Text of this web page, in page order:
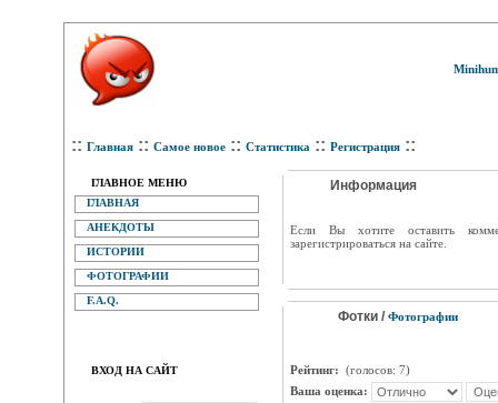
:: Главная :: Самое новое :: Статистика :: Регистрация ::
ГЛАВНОЕ МЕНЮ
ГЛАВНАЯ
АНЕКДОТЫ
ИСТОРИИ
ФОТОГРАФИИ
F.A.Q.
ВХОД НА САЙТ
Информация
Eсли Вы хотите оставить
зарегистрироваться на сайте.
Фотки / Фотографии
Рейтинг: (голосов: 7)
Ваша оценка: